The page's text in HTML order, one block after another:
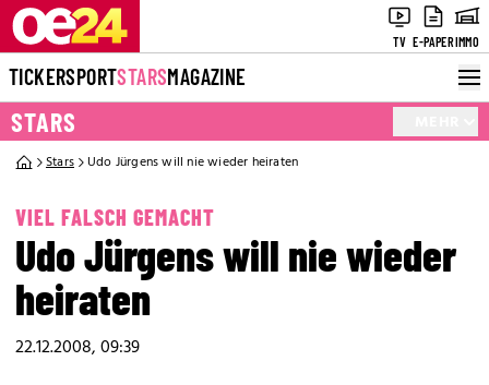
TV E-PAPERIMMO
TICKERSPORTSTARSMAGAZINE
STARS
Stars Udo Jürgens will nie wieder heiraten
VIEL FALSCH GEMACHT
Udo Jürgens will nie wieder
heiraten
22.12.2008, 09:39